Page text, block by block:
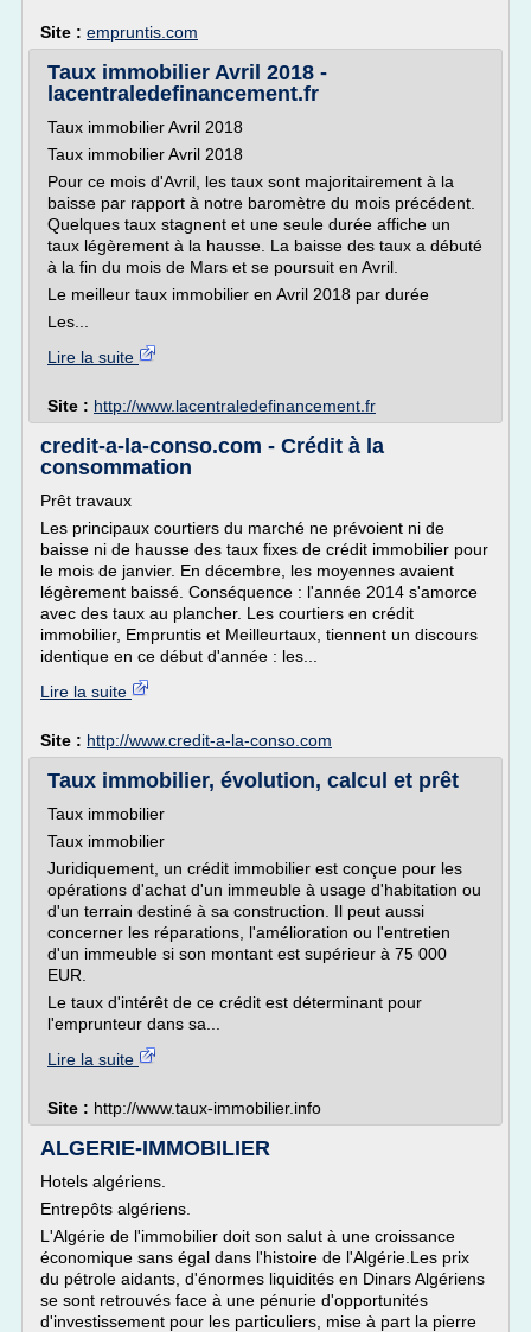
Site : empruntis.com
Taux immobilier Avril 2018 -
lacentraledefinancement.fr
Taux immobilier Avril 2018
Taux immobilier Avril 2018
Pour ce mois d'Avril, les taux sont majoritairement à la
baisse par rapport à notre baromètre du mois précédent.
Quelques taux stagnent et une seule durée affiche un
taux légèrement à la hausse. La baisse des taux a débuté
à la fin du mois de Mars et se poursuit en Avril.
Le meilleur taux immobilier en Avril 2018 par durée
Les...
Lire la suite
Site : http://www.lacentraledefinancement.fr
credit-a-la-conso.com - Crédit à la
consommation
Prêt travaux
Les principaux courtiers du marché ne prévoient ni de
baisse ni de hausse des taux fixes de crédit immobilier pour
le mois de janvier. En décembre, les moyennes avaient
légèrement baissé. Conséquence : l'année 2014 s'amorce
avec des taux au plancher. Les courtiers en crédit
immobilier, Empruntis et Meilleurtaux, tiennent un discours
identique en ce début d'année : les...
Lire la suite
Site : http://www.credit-a-la-conso.com
Taux immobilier, évolution, calcul et prêt
Taux immobilier
Taux immobilier
Juridiquement, un crédit immobilier est conçue pour les
opérations d'achat d'un immeuble à usage d'habitation ou
d'un terrain destiné à sa construction. Il peut aussi
concerner les réparations, l'amélioration ou l'entretien
d'un immeuble si son montant est supérieur à 75 000
EUR.
Le taux d'intérêt de ce crédit est déterminant pour
l'emprunteur dans sa...
Lire la suite
Site : http://www.taux-immobilier.info
ALGERIE-IMMOBILIER
Hotels algériens.
Entrepôts algériens.
L'Algérie de l'immobilier doit son salut à une croissance
économique sans égal dans l'histoire de l'Algérie.Les prix
du pétrole aidants, d'énormes liquidités en Dinars Algériens
se sont retrouvés face à une pénurie d'opportunités
d'investissement pour les particuliers, mise à part la pierre